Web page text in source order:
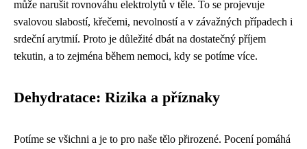
může narušit rovnováhu elektrolytů v těle. To se projevuje
svalovou slabostí, křečemi, nevolností a v závažných případech i
srdeční arytmií. Proto je důležité dbát na dostatečný příjem
tekutin, a to zejména během nemoci, kdy se potíme více.
Dehydratace: Rizika a příznaky
Potíme se všichni a je to pro naše tělo přirozené. Pocení pomáhá